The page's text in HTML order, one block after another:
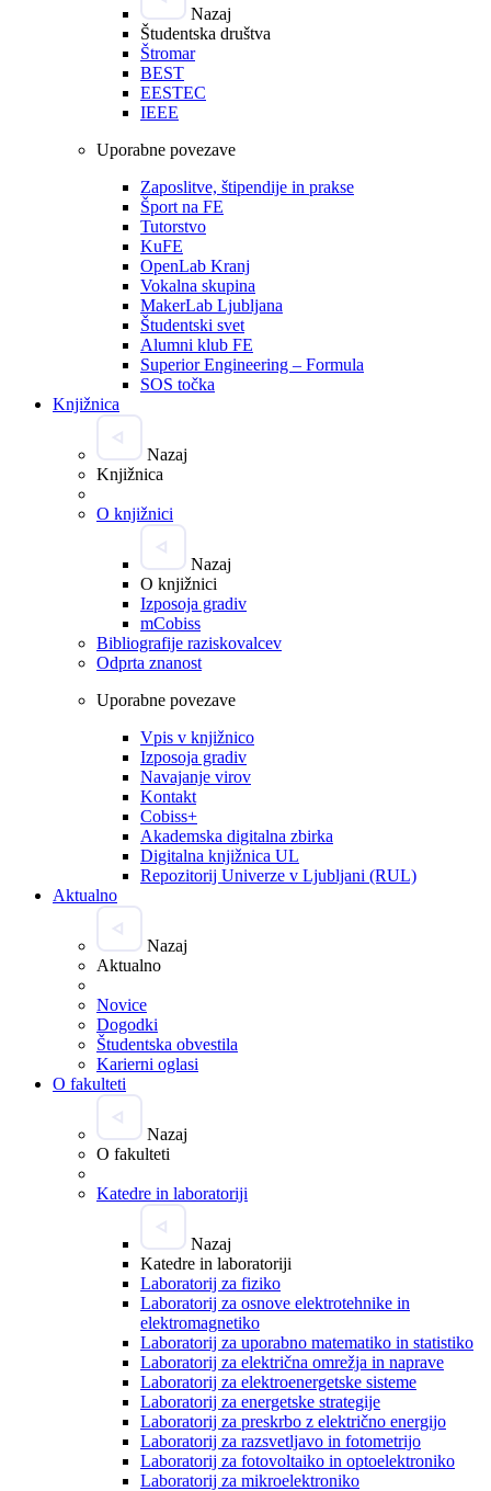
Nazaj
Študentska društva
Štromar
BEST
EESTEC
IEEE
Uporabne povezave
Zaposlitve, štipendije in prakse
Šport na FE
Tutorstvo
KuFE
OpenLab Kranj
Vokalna skupina
MakerLab Ljubljana
Študentski svet
Alumni klub FE
Superior Engineering – Formula
SOS točka
Knjižnica
Nazaj
Knjižnica
O knjižnici
Nazaj
O knjižnici
Izposoja gradiv
mCobiss
Bibliografije raziskovalcev
Odprta znanost
Uporabne povezave
Vpis v knjižnico
Izposoja gradiv
Navajanje virov
Kontakt
Cobiss+
Akademska digitalna zbirka
Digitalna knjižnica UL
Repozitorij Univerze v Ljubljani (RUL)
Aktualno
Nazaj
Aktualno
Novice
Dogodki
Študentska obvestila
Karierni oglasi
O fakulteti
Nazaj
O fakulteti
Katedre in laboratoriji
Nazaj
Katedre in laboratoriji
Laboratorij za fiziko
Laboratorij za osnove elektrotehnike in
elektromagnetiko
Laboratorij za uporabno matematiko in statistiko
Laboratorij za električna omrežja in naprave
Laboratorij za elektroenergetske sisteme
Laboratorij za energetske strategije
Laboratorij za preskrbo z električno energijo
Laboratorij za razsvetljavo in fotometrijo
Laboratorij za fotovoltaiko in optoelektroniko
Laboratorij za mikroelektroniko